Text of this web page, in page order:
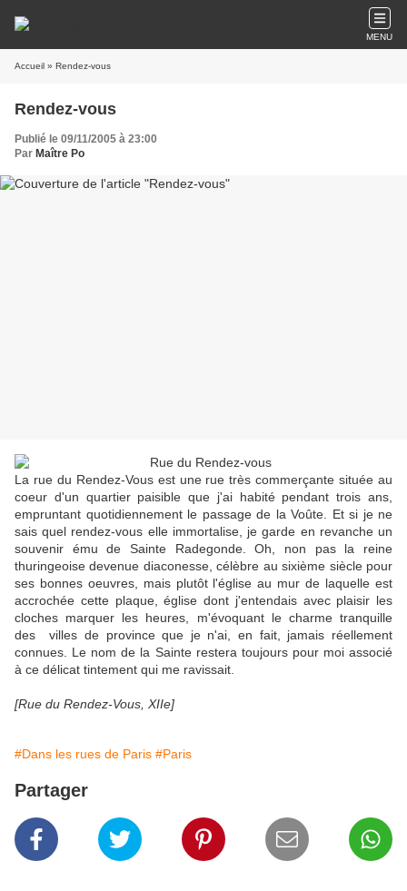
MENU
Accueil » Rendez-vous
Rendez-vous
Publié le 09/11/2005 à 23:00
Par Maître Po
La rue du Rendez-Vous est une rue très commerçante située au
coeur d'un quartier paisible que j'ai habité pendant trois ans,
empruntant quotidiennement le passage de la Voûte. Et si je ne
sais quel rendez-vous elle immortalise, je garde en revanche un
souvenir ému de Sainte Radegonde. Oh, non pas la reine
thuringeoise devenue diaconesse, célèbre au sixième siècle pour
ses bonnes oeuvres, mais plutôt l'église au mur de laquelle est
accrochée cette plaque, église dont j'entendais avec plaisir les
cloches marquer les heures, m'évoquant le charme tranquille
des villes de province que je n'ai, en fait, jamais réellement
connues. Le nom de la Sainte restera toujours pour moi associé
à ce délicat tintement qui me ravissait.
[Rue du Rendez-Vous, XIIe]
#Dans les rues de Paris #Paris
Partager